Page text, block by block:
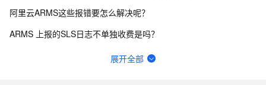
阿里云ARMS这些报错要怎么解决呢？
ARMS 上报的SLS日志不单独收费是吗？
为什么阿里云ARMS地域只有杭州啊？
展开全部